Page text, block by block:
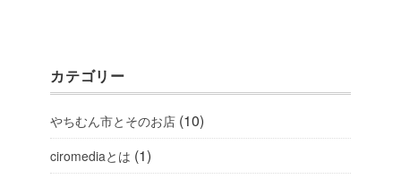
カテゴリー
やちむん市とそのお店 (10)
ciromediaとは (1)